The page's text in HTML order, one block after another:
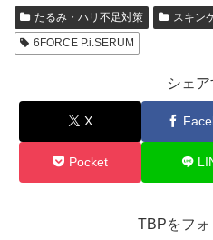
たるみ・ハリ不足対策 スキン
6FORCE P.i.SERUM
シェア
X
Pocket
TBPをフォ